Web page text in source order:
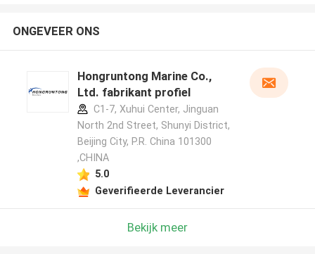
ONGEVEER ONS
Hongruntong Marine Co.,
Ltd. fabrikant profiel
C1-7, Xuhui Center, Jinguan
North 2nd Street, Shunyi District,
Beijing City, P.R. China 101300
,CHINA
5.0
Geverifieerde Leverancier
Bekijk meer